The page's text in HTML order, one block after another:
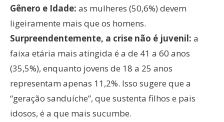
Gênero e Idade: as mulheres (50,6%) devem
ligeiramente mais que os homens.
Surpreendentemente, a crise não é juvenil: a
faixa etária mais atingida é a de 41 a 60 anos
(35,5%), enquanto jovens de 18 a 25 anos
representam apenas 11,2%. Isso sugere que a
“geração sanduíche”, que sustenta filhos e pais
idosos, é a que mais sucumbe.